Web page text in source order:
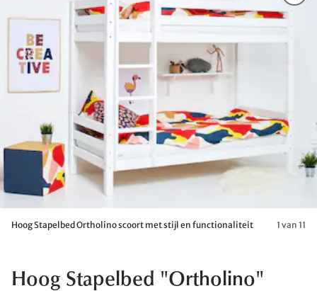
Hoog Stapelbed Ortholino scoort met stijl en functionaliteit 1 van 11
Hoog Stapelbed "Ortholino"